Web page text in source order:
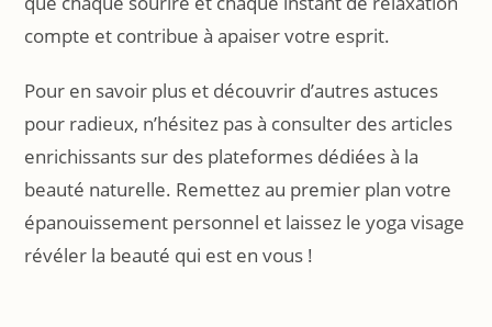
compte et contribue à apaiser votre esprit.
Pour en savoir plus et découvrir d’autres astuces
pour radieux, n’hésitez pas à consulter des articles
enrichissants sur des plateformes dédiées à la
beauté naturelle. Remettez au premier plan votre
épanouissement personnel et laissez le yoga visage
révéler la beauté qui est en vous !